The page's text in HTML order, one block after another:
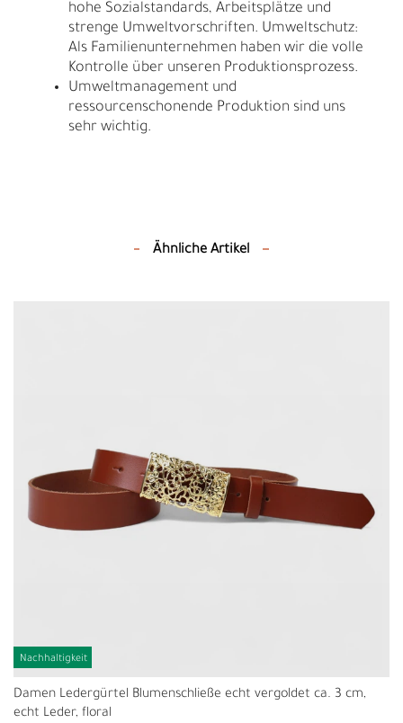
hohe Sozialstandards, Arbeitsplätze und
strenge Umweltvorschriften. Umweltschutz:
Als Familienunternehmen haben wir die volle
Kontrolle über unseren Produktionsprozess.
Umweltmanagement und
ressourcenschonende Produktion sind uns
sehr wichtig.
Ähnliche Artikel
Nachhaltigkeit
Damen Ledergürtel Blumenschließe echt vergoldet ca. 3 cm,
echt Leder, floral